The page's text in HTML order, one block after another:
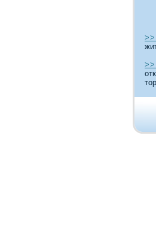
>>
>>